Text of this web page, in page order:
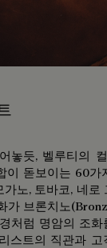
놓듯, 벨루티의
이 돋보이는 60가
노, 토바코, 네로
가 브론치노
처럼 명암의 조화
스트의 직관과 고